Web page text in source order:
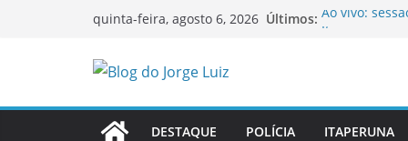
quinta-feira, agosto 6, 2026 Últimos: Ao vivo:
inauguram
Homem é
DESTAQUE POLÍCIA ITAPERUNA